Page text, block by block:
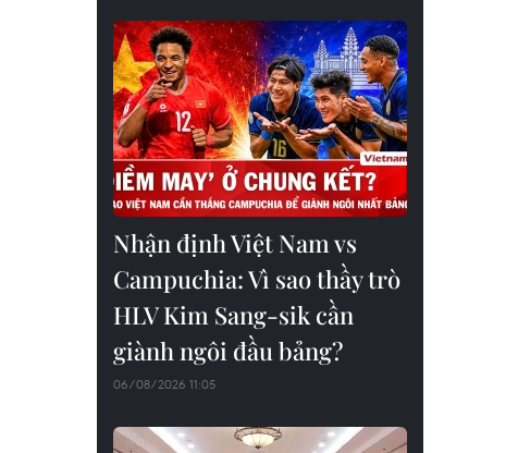
Nhận định Việt Nam vs
Campuchia: Vì sao thầy trò
HLV Kim Sang-sik cần
giành ngôi đầu bảng?
06/08/2026 11:05